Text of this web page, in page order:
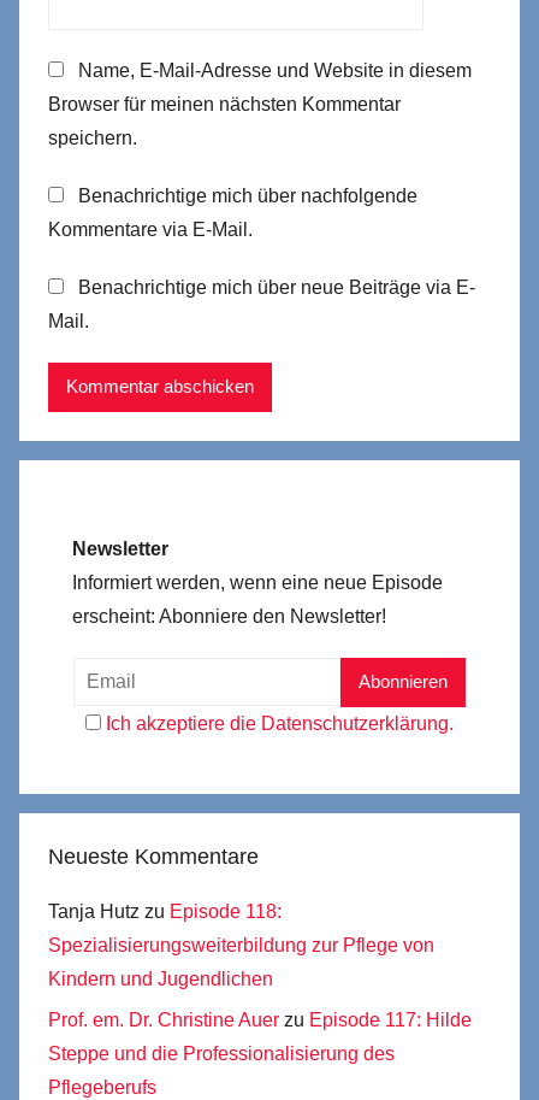
Name, E-Mail-Adresse und Website in diesem
Browser für meinen nächsten Kommentar
speichern.
Benachrichtige mich über nachfolgende
Kommentare via E-Mail.
Benachrichtige mich über neue Beiträge via E-
Mail.
Newsletter
Informiert werden, wenn eine neue Episode
erscheint: Abonniere den Newsletter!
Ich akzeptiere die Datenschutzerklärung.
Neueste Kommentare
Tanja Hutz zu Episode 118:
Spezialisierungsweiterbildung zur Pflege von
Kindern und Jugendlichen
Prof. em. Dr. Christine Auer zu Episode 117: Hilde
Steppe und die Professionalisierung des
Pflegeberufs